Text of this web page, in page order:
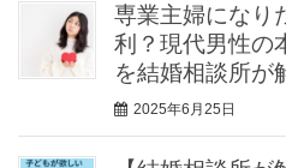
専業主婦になり
利？現代男性の
を結婚相談所が
2025年6月25日